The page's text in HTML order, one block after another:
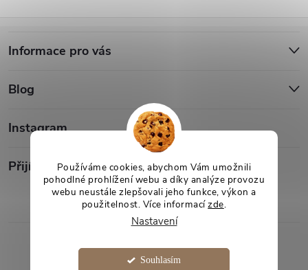
Používáme cookies, abychom Vám umožnili
pohodlné prohlížení webu a díky analýze provozu
webu neustále zlepšovali jeho funkce, výkon a
použitelnost. Více informacízde.
Nastavení
Souhlasím
r
v
y
v
p
Z
á
p
a
Informace pro vás
Blog
Instagram
Přijímáme online platby
Copyright 2026Desami. Všechna práva vyhrazena.